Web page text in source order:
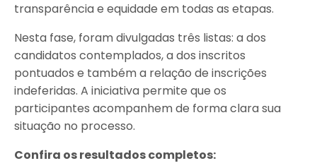
transparência e equidade em todas as etapas.
Nesta fase, foram divulgadas três listas: a dos
candidatos contemplados, a dos inscritos
pontuados e também a relação de inscrições
indeferidas. A iniciativa permite que os
participantes acompanhem de forma clara sua
situação no processo.
Confira os resultados completos: